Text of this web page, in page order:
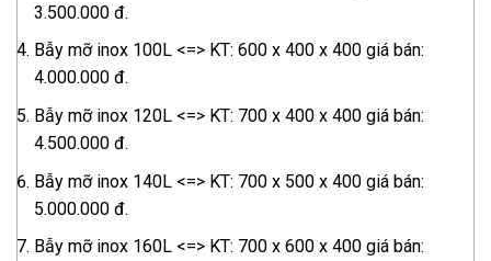
3.500.000 đ.
Bẫy mỡ inox 100L <=> KT: 600 x 400 x 400 giá bán:
4.000.000 đ.
Bẫy mỡ inox 120L <=> KT: 700 x 400 x 400 giá bán:
4.500.000 đ.
Bẫy mỡ inox 140L <=> KT: 700 x 500 x 400 giá bán:
5.000.000 đ.
Bẫy mỡ inox 160L <=> KT: 700 x 600 x 400 giá bán: